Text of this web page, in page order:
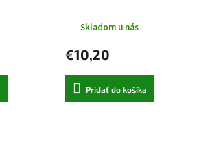
Skladom u nás
€10,20
Pridať do košíka